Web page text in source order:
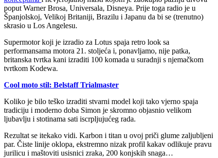
poput Warner Brosa, Universala, Disneya. Prije toga radio je u
Španjolskoj, Velikoj Britaniji, Brazilu i Japanu da bi se (trenutno)
skrasio u Los Angelesu.
Supermotor koji je izradio za Lotus spaja retro look sa
performansama motora 21. stoljeća i, ponavljamo, nije patka,
britanska tvrtka kani izraditi 100 komada u suradnji s njemačkom
tvrtkom Kodewa.
Cool moto stil: Belstaff Trialmaster
Koliko je bilo teško izraditi stvarni model koji tako vjerno spaja
tradiciju i moderno doba Simon je skromno objasnio velikom
ljubavlju i stotinama sati iscrpljujućeg rada.
Rezultat se itekako vidi. Karbon i titan u ovoj priči glume zaljubljeni
par. Čiste linije oklopa, ekstremno nizak profil kakav odlikuje pravu
jurilicu i maštoviti usisnici zraka, 200 konjskih snaga…